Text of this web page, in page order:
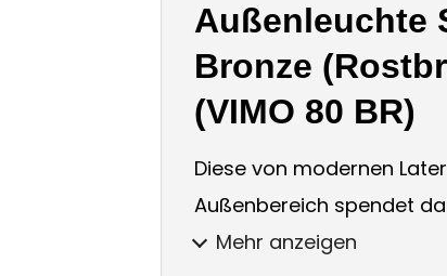
Außenleuchte
Bronze
(VIMO 80 BR)
Diese von modernen
Außenbereich spendet
Mehr anzeigen